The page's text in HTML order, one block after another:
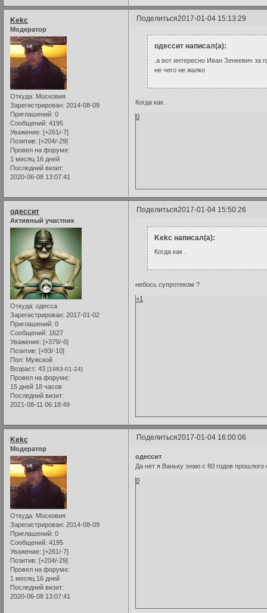
Поделиться2017-01-04 15:13:29
Kekc
Модератор
Откуда: Московия
Зарегистрирован: 2014-08-09
Приглашений: 0
Сообщений: 4195
Уважение: [+261/-7]
Позитив: [+204/-29]
Провел на форуме:
1 месяц 16 дней
Последний визит:
2020-06-08 13:07:41
одессит написал(а):
.а вот интересно Иван Зенкевич за
не чего не жалко
Когда как .
0
Поделиться2017-01-04 15:50:26
одессит
Активный участник
Откуда: одесса
Зарегистрирован: 2017-01-02
Приглашений: 0
Сообщений: 1627
Уважение: [+379/-6]
Позитив: [+93/-10]
Пол: Мужской
Возраст: 43 [1983-01-24]
Провел на форуме:
15 дней 18 часов
Последний визит:
2021-08-11 06:18:49
Kekc написал(а):
Когда как .
небось супротеком ?
+1
Поделиться2017-01-04 16:00:06
Kekc
Модератор
Откуда: Московия
Зарегистрирован: 2014-08-09
Приглашений: 0
Сообщений: 4195
Уважение: [+261/-7]
Позитив: [+204/-29]
Провел на форуме:
1 месяц 16 дней
Последний визит:
2020-06-08 13:07:41
одессит
Да нет я Ваньку знаю с 80 годов прошлого
0